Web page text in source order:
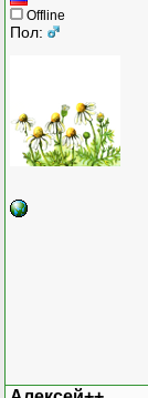
Offline
Пол: